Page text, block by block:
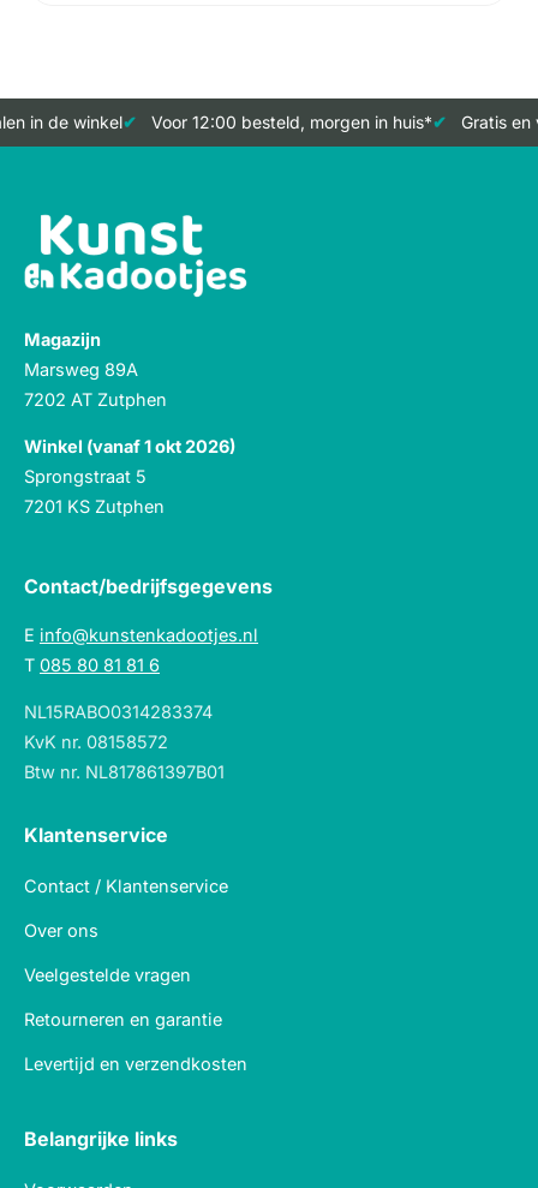
in de winkel Voor 12:00 besteld, morgen in huis* Gratis en
Magazijn
Marsweg 89A
7202 AT Zutphen
Winkel (vanaf 1 okt 2026)
Sprongstraat 5
7201 KS Zutphen
Contact/bedrijfsgegevens
E info@kunstenkadootjes.nl
T 085 80 81 81 6
NL15RABO0314283374
KvK nr. 08158572
Btw nr. NL817861397B01
Klantenservice
Contact / Klantenservice
Over ons
Veelgestelde vragen
Retourneren en garantie
Levertijd en verzendkosten
Belangrijke links